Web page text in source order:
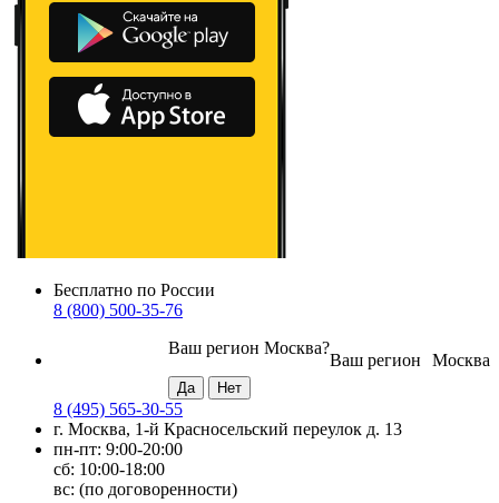
Бесплатно по России
8 (800) 500-35-76
Москва
Ваш регион
Ваш регион Москва?
8 (495) 565-30-55
г. Москва, 1-й Красносельский переулок д. 13
пн-пт: 9:00-20:00
сб: 10:00-18:00
вс: (по договоренности)